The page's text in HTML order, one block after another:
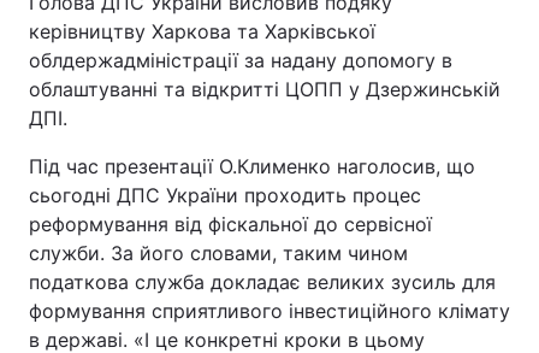
керівництву Харкова та Харківської
облдержадміністрації за надану допомогу в
облаштуванні та відкритті ЦОПП у Дзержинській
ДПІ.
Під час презентації О.Клименко наголосив, що
сьогодні ДПС України проходить процес
реформування від фіскальної до сервісної
служби. За його словами, таким чином
податкова служба докладає великих зусиль для
формування сприятливого інвестиційного клімату
в державі. «І це конкретні кроки в цьому